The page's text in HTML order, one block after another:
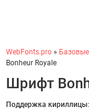
WebFonts.pro »
Bonheur Royale
Шрифт
Поддержка кириллицы: